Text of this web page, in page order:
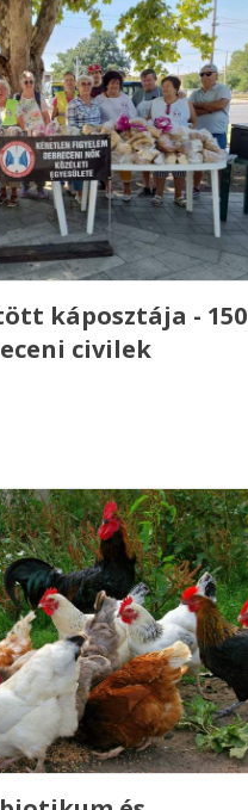
káposztája - 150
civilek